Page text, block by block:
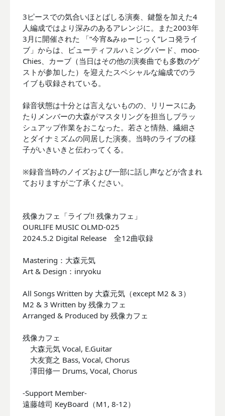
3ピースでの気合いほとばしる演奏、鍵盤を加えた4
人編成ではより深みのあるアレンジに。また2003年
3月に開催された 「“今宵&みゅーじっく”レコ発ライ
ブ」からは、ビューティフルハミングバード、moo-
Chies、カーブ（当日はその他の演奏曲でも多数のゲ
ストが参加した）を迎えたスペシャルな編成でのラ
イブも収録されている。
録音状態は十分とは言えないものの、リリースにあ
たりメンバーの大森がマスタリングを担当しブラッ
シュアップ作業をおこなった。若さと情熱、繊細さ
とダイナミズムの同居した演奏。当時のライブの様
子がいきいきと伝わってくる。
※録音当時のノイズおよび一部に話し声などが含まれ
ておりますがご了承ください。
残像カフェ「ライブ!! 残像カフェ」
OURLIFE MUSIC OLMD-025
2024.5.2 Digital Release 全12曲収録
Mastering：大森元気
Art & Design：inryoku
All Songs Written by 大森元気（except M2 & 3）
M2 & 3 Written by 残像カフェ
Arranged & Produced by 残像カフェ
残像カフェ
大森元気 Vocal, E.Guitar
大友寛之 Bass, Vocal, Chorus
澤田修一 Drums, Vocal, Chorus
-Support Member-
遠藤雄司 KeyBoard（M1, 8-12）